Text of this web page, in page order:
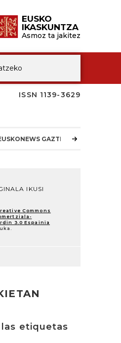
EUSKO
IKASKUNTZA
Asmoz ta jakitez
ISSN 1139-3629
GAZTEA
IKUSI
Commons
3.0 Espainia
las etiquetas